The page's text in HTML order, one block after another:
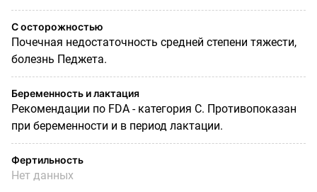
С осторожностью
Почечная недостаточность средней степени тяжести,
болезнь Педжета.
Беременность и лактация
Рекомендации по FDA - категория С. Противопоказан
при беременности и в период лактации.
Фертильность
Нет данных